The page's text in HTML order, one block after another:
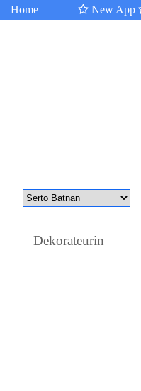
Home New App
Dekorateurin